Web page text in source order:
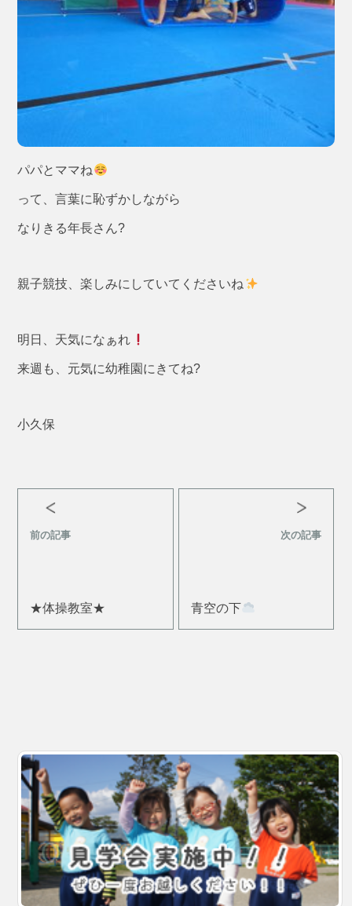
パパとママね
って、言葉に恥ずかしながら
なりきる年長さん?
親子競技、楽しみにしていてくださいね
明日、天気になぁれ
来週も、元気に幼稚園にきてね?
小久保
前の記事
★体操教室★
次の記事
青空の下